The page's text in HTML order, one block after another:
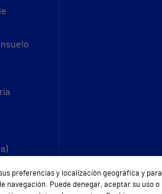
preferencias y localización geográfica y para
navegación. Puede denegar, aceptar su uso o